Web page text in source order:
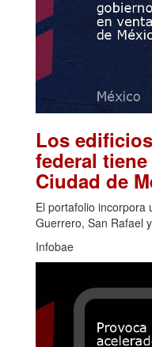
Los
federal
Ciudad de
El portafolio incorpora
Guerrero, San Rafael
Infobae